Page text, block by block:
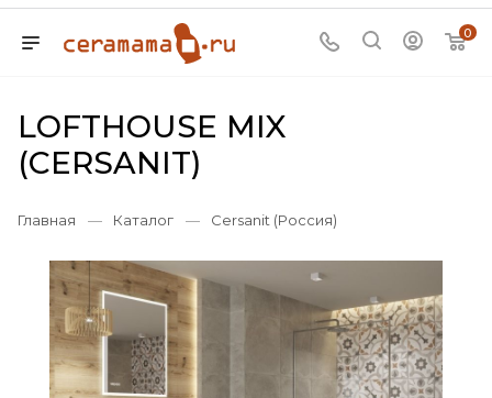
0
LOFTHOUSE MIX
(CERSANIT)
Главная — Каталог — Cersanit (Россия)